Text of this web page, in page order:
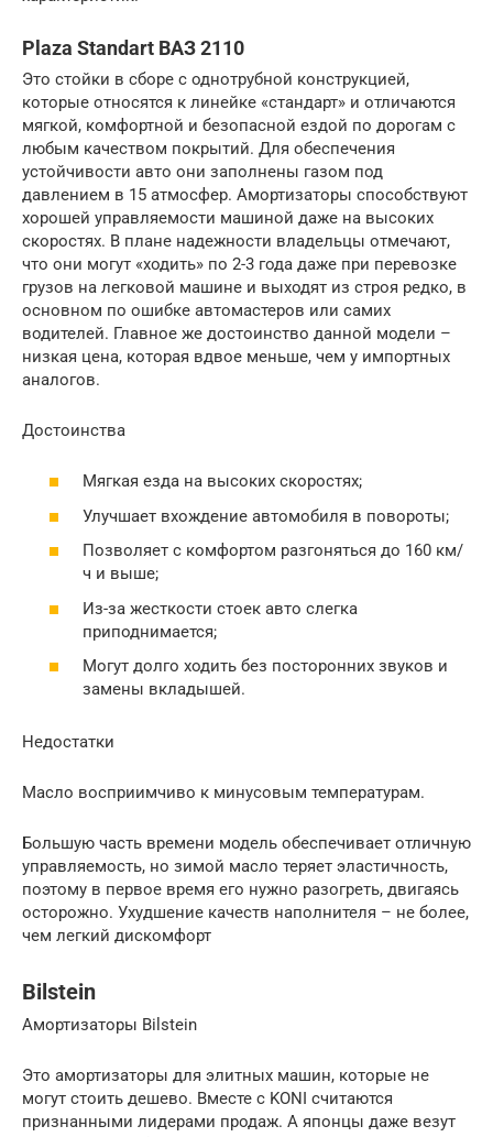
Plaza Standart ВАЗ 2110
Это стойки в сборе с однотрубной конструкцией,
которые относятся к линейке «стандарт» и отличаются
мягкой, комфортной и безопасной ездой по дорогам с
любым качеством покрытий. Для обеспечения
устойчивости авто они заполнены газом под
давлением в 15 атмосфер. Амортизаторы способствуют
хорошей управляемости машиной даже на высоких
скоростях. В плане надежности владельцы отмечают,
что они могут «ходить» по 2-3 года даже при перевозке
грузов на легковой машине и выходят из строя редко, в
основном по ошибке автомастеров или самих
водителей. Главное же достоинство данной модели –
низкая цена, которая вдвое меньше, чем у импортных
аналогов.
Достоинства
Мягкая езда на высоких скоростях;
Улучшает вхождение автомобиля в повороты;
Позволяет с комфортом разгоняться до 160 км/
ч и выше;
Из-за жесткости стоек авто слегка
приподнимается;
Могут долго ходить без посторонних звуков и
замены вкладышей.
Недостатки
Масло восприимчиво к минусовым температурам.
Большую часть времени модель обеспечивает отличную
управляемость, но зимой масло теряет эластичность,
поэтому в первое время его нужно разогреть, двигаясь
осторожно. Ухудшение качеств наполнителя – не более,
чем легкий дискомфорт
Bilstein
Амортизаторы Bilstein
Это амортизаторы для элитных машин, которые не
могут стоить дешево. Вместе с KONI считаются
признанными лидерами продаж. А японцы даже везут